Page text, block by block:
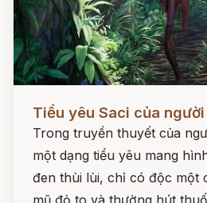
Đọc ngay
Tiểu yêu Saci của
Trong truyền thuyết của
một dạng tiểu yêu mang
đen thùi lùi, chỉ có độc một
mũ đỏ to và thường hút